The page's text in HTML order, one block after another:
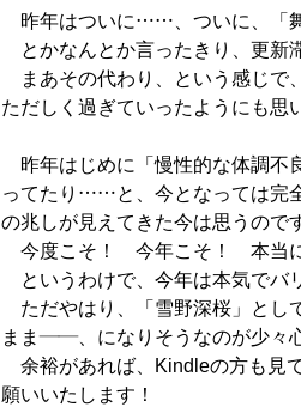
昨年はついに……、ついに、「
とかなんとか言ったきり、更新
まあその代わり、という感じ
ただしく過ぎていったようにも思
昨年はじめに「慢性的な体調不
ってたり……と、今となっては完
の兆しが見えてきた今は思うので
今度こそ！ 今年こそ！ 本当に
というわけで、今年は本気でバ
ただやはり、「雪野深桜」とし
まま――、になりそうなのが少々
余裕があれば、Kindleの方も見
願いいたします！